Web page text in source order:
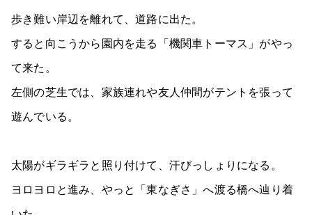
歩き難い岸辺を離れて、道路に出た。
すると向こうから園内を走る「機関車トーマス」がやっ
て来た。
左側の芝生では、家族連れや友人仲間がテントを張って
遊んでいる。
太陽がギラギラと照り付けて、汗びっしょりになる。
ヨロヨロと進み、やっと「東なぎさ」へ渡る橋へ辿り着